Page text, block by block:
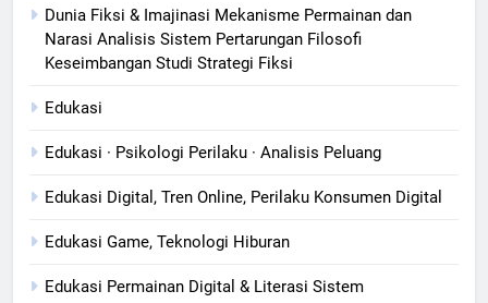
Dunia Fiksi & Imajinasi Mekanisme Permainan dan
Narasi Analisis Sistem Pertarungan Filosofi
Keseimbangan Studi Strategi Fiksi
Edukasi
Edukasi · Psikologi Perilaku · Analisis Peluang
Edukasi Digital, Tren Online, Perilaku Konsumen Digital
Edukasi Game, Teknologi Hiburan
Edukasi Permainan Digital & Literasi Sistem